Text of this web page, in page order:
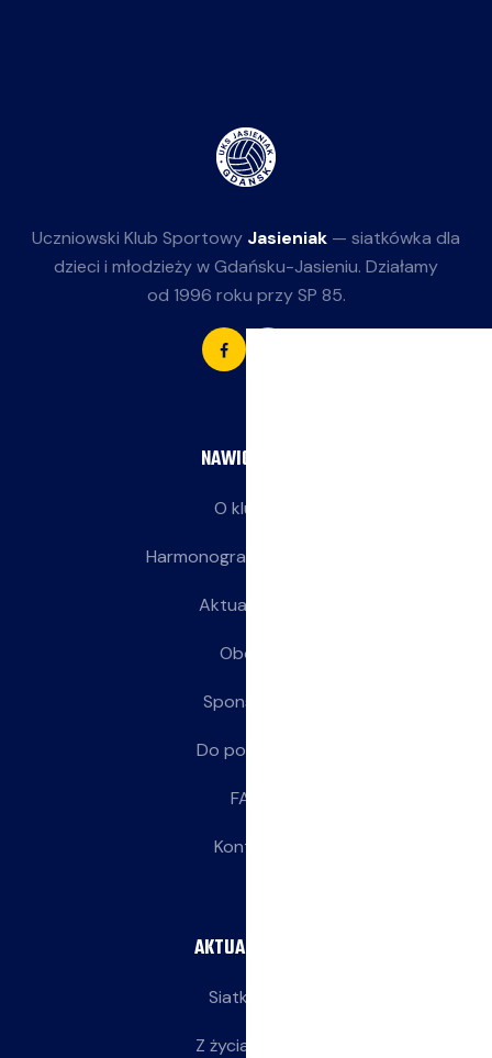
Uczniowski Klub Sportowy Jasieniak — siatkówka dla
dzieci i młodzieży w Gdańsku-Jasieniu. Działamy
od 1996 roku przy SP 85.
NAWIGACJA
O klubie
Harmonogram treningów
Aktualności
Obozy
Sponsorzy
Do pobrania
FAQ
Kontakt
AKTUALNOŚCI
Siatkarze
Z życia klubu